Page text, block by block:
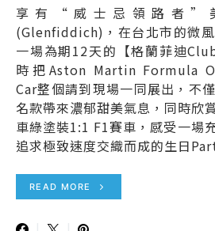
享有“威士忌領路者”
(Glenfiddich)，在台北市的微
一場為期12天的【格蘭菲迪
時把Aston Martin Formula
Car整個請到現場一同展出，不
名款帶來濃郁甜美氣息，同時欣
車綠塗裝1:1 F1賽車，感受一場
追求極致速度交織而成的生日
READ MORE